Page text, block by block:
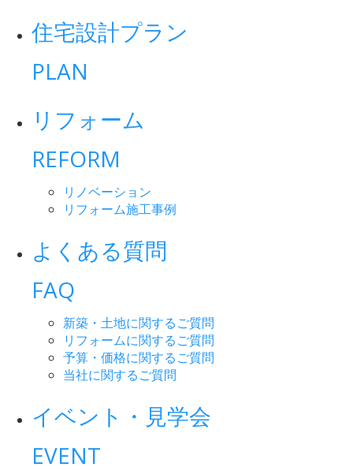
住宅設計プラン
PLAN
リフォーム
REFORM
リノベーション
リフォーム施工事例
よくある質問
FAQ
新築・土地に関するご質問
リフォームに関するご質問
予算・価格に関するご質問
当社に関するご質問
イベント・見学会
EVENT